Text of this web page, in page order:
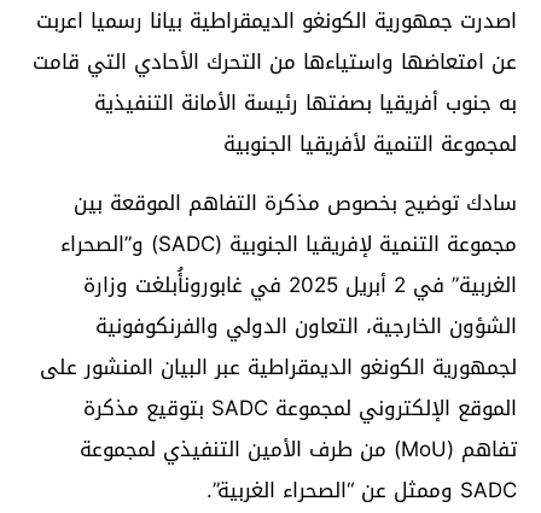
اصدرت جمهورية الكونغو الديمقراطية بيانا رسميا اعربت
عن امتعاضها واستياءها من التحرك الأحادي التي قامت
به جنوب أفريقيا بصفتها رئيسة الأمانة التنفيذية
لمجموعة التنمية لأفريقيا الجنوبية
سادك‏‏ توضيح بخصوص مذكرة التفاهم الموقعة بين
مجموعة التنمية لإفريقيا الجنوبية (SADC) و”الصحراء
الغربية” في 2 أبريل 2025 في غابورون‏أُبلغت وزارة
الشؤون الخارجية، التعاون الدولي والفرنكوفونية
لجمهورية الكونغو الديمقراطية عبر البيان المنشور على
الموقع الإلكتروني لمجموعة SADC بتوقيع مذكرة
تفاهم (MoU) من طرف الأمين التنفيذي لمجموعة
SADC وممثل عن “الصحراء الغربية”.‏